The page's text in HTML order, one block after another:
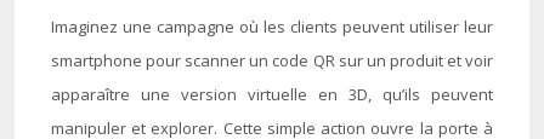
Imaginez une campagne où les clients peuvent utiliser leur
smartphone pour scanner un code QR sur un produit et voir
apparaître une version virtuelle en 3D, qu’ils peuvent
manipuler et explorer. Cette simple action ouvre la porte à